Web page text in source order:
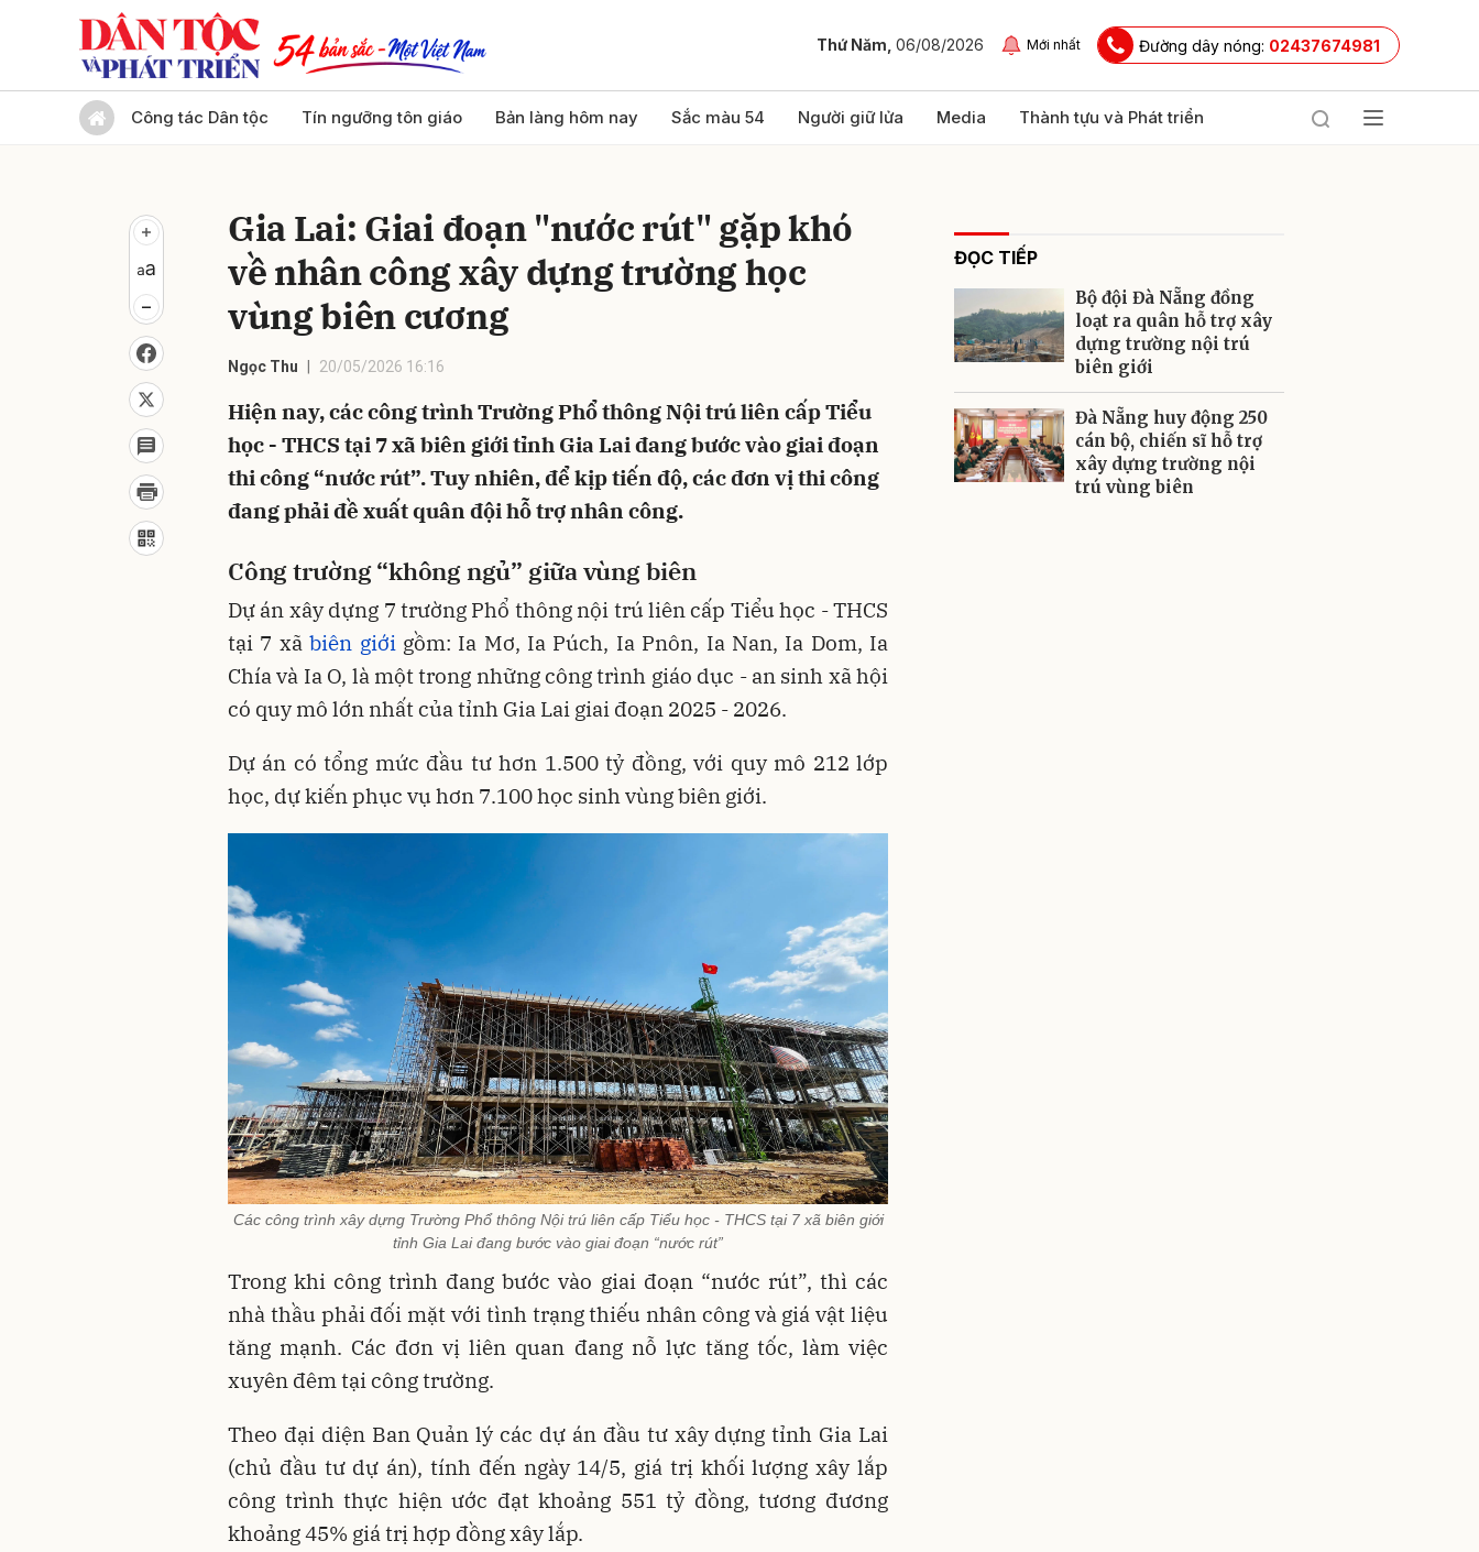
Thứ Năm, 06/08/2026 Mới nhất Đường dây nóng: 02437674981
Công tác Dân tộc Tín ngưỡng tôn giáo Bản làng hôm nay Sắc màu 54 Người giữ lửa Media Thành tựu và Phát triển
Gia Lai: Giai đoạn "nước rút" gặp khó
về nhân công xây dựng trường học
vùng biên cương
Ngọc Thu 20/05/2026 16:16
Hiện nay, các công trình Trường Phổ thông Nội trú liên cấp Tiểu
học - THCS tại 7 xã biên giới tỉnh Gia Lai đang bước vào giai đoạn
thi công “nước rút”. Tuy nhiên, để kịp tiến độ, các đơn vị thi công
đang phải đề xuất quân đội hỗ trợ nhân công.
Công trường “không ngủ” giữa vùng biên
Dự án xây dựng 7 trường Phổ thông nội trú liên cấp Tiểu học - THCS
tại 7 xãbiên giới gồm: Ia Mơ, Ia Púch, Ia Pnôn, Ia Nan, Ia Dom, Ia
Chía và Ia O, là một trong những công trình giáo dục - an sinh xã hội
có quy mô lớn nhất của tỉnh Gia Lai giai đoạn 2025 - 2026.
Dự án có tổng mức đầu tư hơn 1.500 tỷ đồng, với quy mô 212 lớp
học, dự kiến phục vụ hơn 7.100 học sinh vùng biên giới.
Các công trình xây dựng Trường Phổ thông Nội trú liên cấp Tiểu học - THCS tại 7 xã biên giới
tỉnh Gia Lai đang bước vào giai đoạn “nước rút”
Trong khi công trình đang bước vào giai đoạn “nước rút”, thì các
nhà thầu phải đối mặt với tình trạng thiếu nhân công và giá vật liệu
tăng mạnh. Các đơn vị liên quan đang nỗ lực tăng tốc, làm việc
xuyên đêm tại công trường.
Theo đại diện Ban Quản lý các dự án đầu tư xây dựng tỉnh Gia Lai
(chủ đầu tư dự án), tính đến ngày 14/5, giá trị khối lượng xây lắp
công trình thực hiện ước đạt khoảng 551 tỷ đồng, tương đương
khoảng 45% giá trị hợp đồng xây lắp.
ĐỌC TIẾP
Bộ đội Đà Nẵng đồng
loạt ra quân hỗ trợ xây
dựng trường nội trú
biên giới
Đà Nẵng huy động 250
cán bộ, chiến sĩ hỗ trợ
xây dựng trường nội
trú vùng biên
Gửi bình luận
Gửi